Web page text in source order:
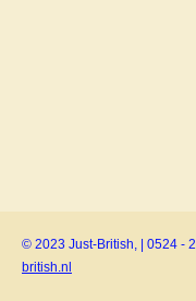
© 2023 Just-British, | 0524 -
british.nl